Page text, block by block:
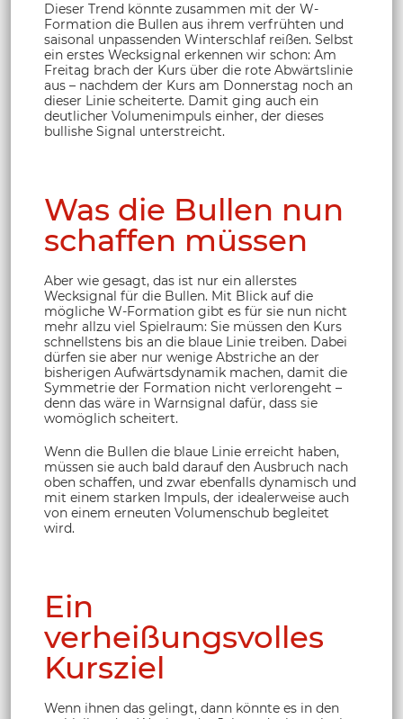
Dieser Trend könnte zusammen mit der W-
Formation die Bullen aus ihrem verfrühten und
saisonal unpassenden Winterschlaf reißen. Selbst
ein erstes Wecksignal erkennen wir schon: Am
Freitag brach der Kurs über die rote Abwärtslinie
aus – nachdem der Kurs am Donnerstag noch an
dieser Linie scheiterte. Damit ging auch ein
deutlicher Volumenimpuls einher, der dieses
bullishe Signal unterstreicht.
Was die Bullen nun
schaffen müssen
Aber wie gesagt, das ist nur ein allerstes
Wecksignal für die Bullen. Mit Blick auf die
mögliche W-Formation gibt es für sie nun nicht
mehr allzu viel Spielraum: Sie müssen den Kurs
schnellstens bis an die blaue Linie treiben. Dabei
dürfen sie aber nur wenige Abstriche an der
bisherigen Aufwärtsdynamik machen, damit die
Symmetrie der Formation nicht verlorengeht –
denn das wäre in Warnsignal dafür, dass sie
womöglich scheitert.
Wenn die Bullen die blaue Linie erreicht haben,
müssen sie auch bald darauf den Ausbruch nach
oben schaffen, und zwar ebenfalls dynamisch und
mit einem starken Impuls, der idealerweise auch
von einem erneuten Volumenschub begleitet
wird.
Ein
verheißungsvolles
Kursziel
Wenn ihnen das gelingt, dann könnte es in den